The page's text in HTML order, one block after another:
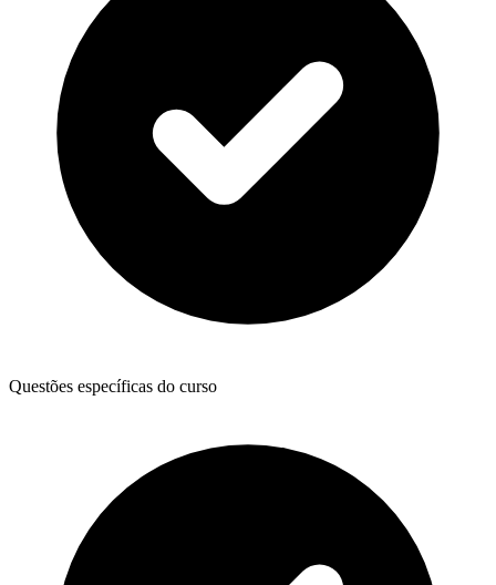
Questões específicas do curso